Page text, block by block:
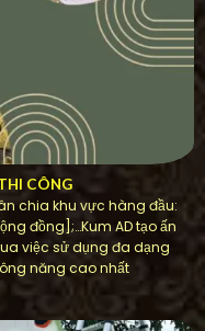
CÔNG
chia khu vực hàng đầu:
đồng];…Kum AD tạo ấn
việc sử dụng đa dạng
năng cao nhất